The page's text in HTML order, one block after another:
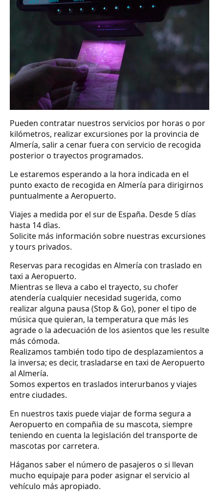
Pueden contratar nuestros servicios por horas o por
kilómetros, realizar excursiones por la provincia de
Almería, salir a cenar fuera con servicio de recogida
posterior o trayectos programados.
Le estaremos esperando a la hora indicada en el
punto exacto de recogida en Almería para dirigirnos
puntualmente a Aeropuerto.
Viajes a medida por el sur de España. Desde 5 días
hasta 14 dìas.
Solicite más información sobre nuestras excursiones
y tours privados.
Reservas para recogidas en Almería con traslado en
taxi a Aeropuerto.
Mientras se lleva a cabo el trayecto, su chofer
atendería cualquier necesidad sugerida, como
realizar alguna pausa (Stop & Go), poner el tipo de
música que quieran, la temperatura que más les
agrade o la adecuación de los asientos que les resulte
más cómoda.
Realizamos también todo tipo de desplazamientos a
la inversa; es decir, trasladarse en taxi de Aeropuerto
al Almería.
Somos expertos en traslados interurbanos y viajes
entre ciudades.
En nuestros taxis puede viajar de forma segura a
Aeropuerto en compañia de su mascota, siempre
teniendo en cuenta la legislación del transporte de
mascotas por carretera.
Háganos saber el número de pasajeros o si llevan
mucho equipaje para poder asignar el servicio al
vehículo más apropiado.